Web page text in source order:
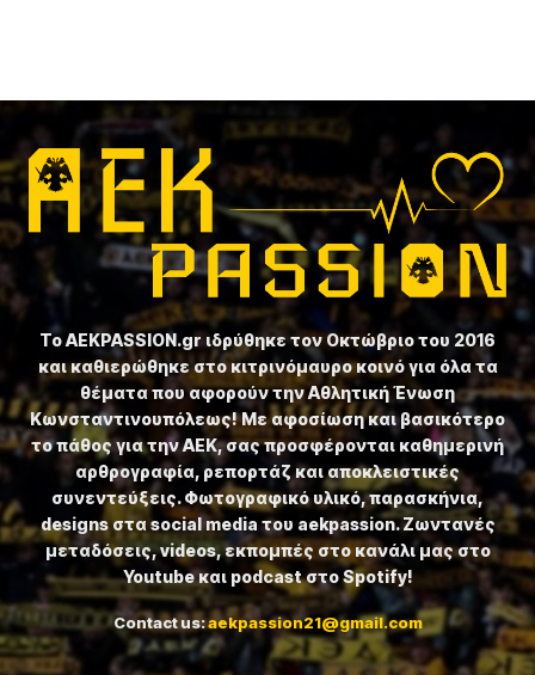
Το ⁦AEKPASSION.gr⁩ ιδρύθηκε τον Οκτώβριο του 2016
και καθιερώθηκε στο κιτρινόμαυρο κοινό για όλα τα
θέματα που αφορούν την Αθλητική Ένωση
Κωνσταντινουπόλεως! Με αφοσίωση και βασικότερο
το πάθος για την ΑΕΚ, σας προσφέρονται καθημερινή
αρθρογραφία, ρεπορτάζ και αποκλειστικές
συνεντεύξεις. Φωτογραφικό υλικό, παρασκήνια,
designs στα social media του aekpassion. Ζωντανές
μεταδόσεις, videos, εκπομπές στο κανάλι μας στο
Youtube και podcast στο Spotify!
Contact us:aekpassion21@gmail.com